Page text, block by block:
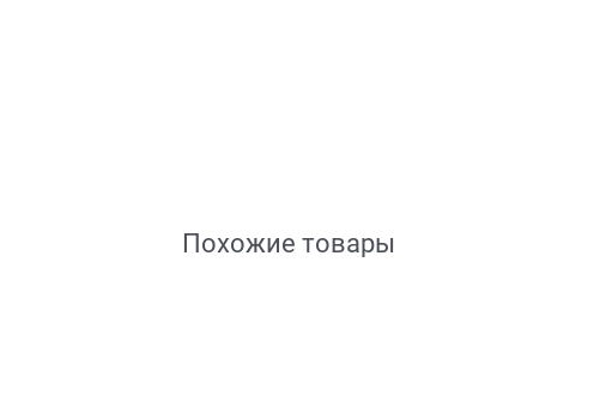
Похожие товары